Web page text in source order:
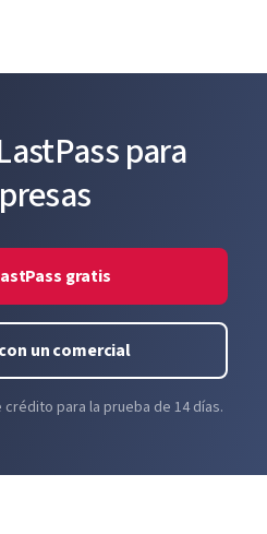
para
gratis
un comercial
para la prueba de 14 días.